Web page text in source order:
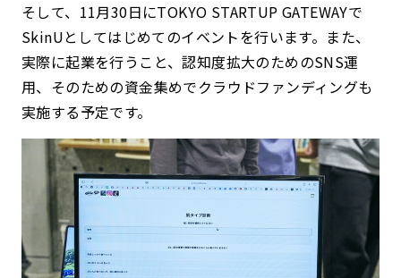
そして、11月30日にTOKYO STARTUP GATEWAYで
SkinUとしてはじめてのイベントを行います。また、
実際に起業を行うこと、認知度拡大のためのSNS運
用、そのための資金集めでクラウドファンディングも
実施する予定です。